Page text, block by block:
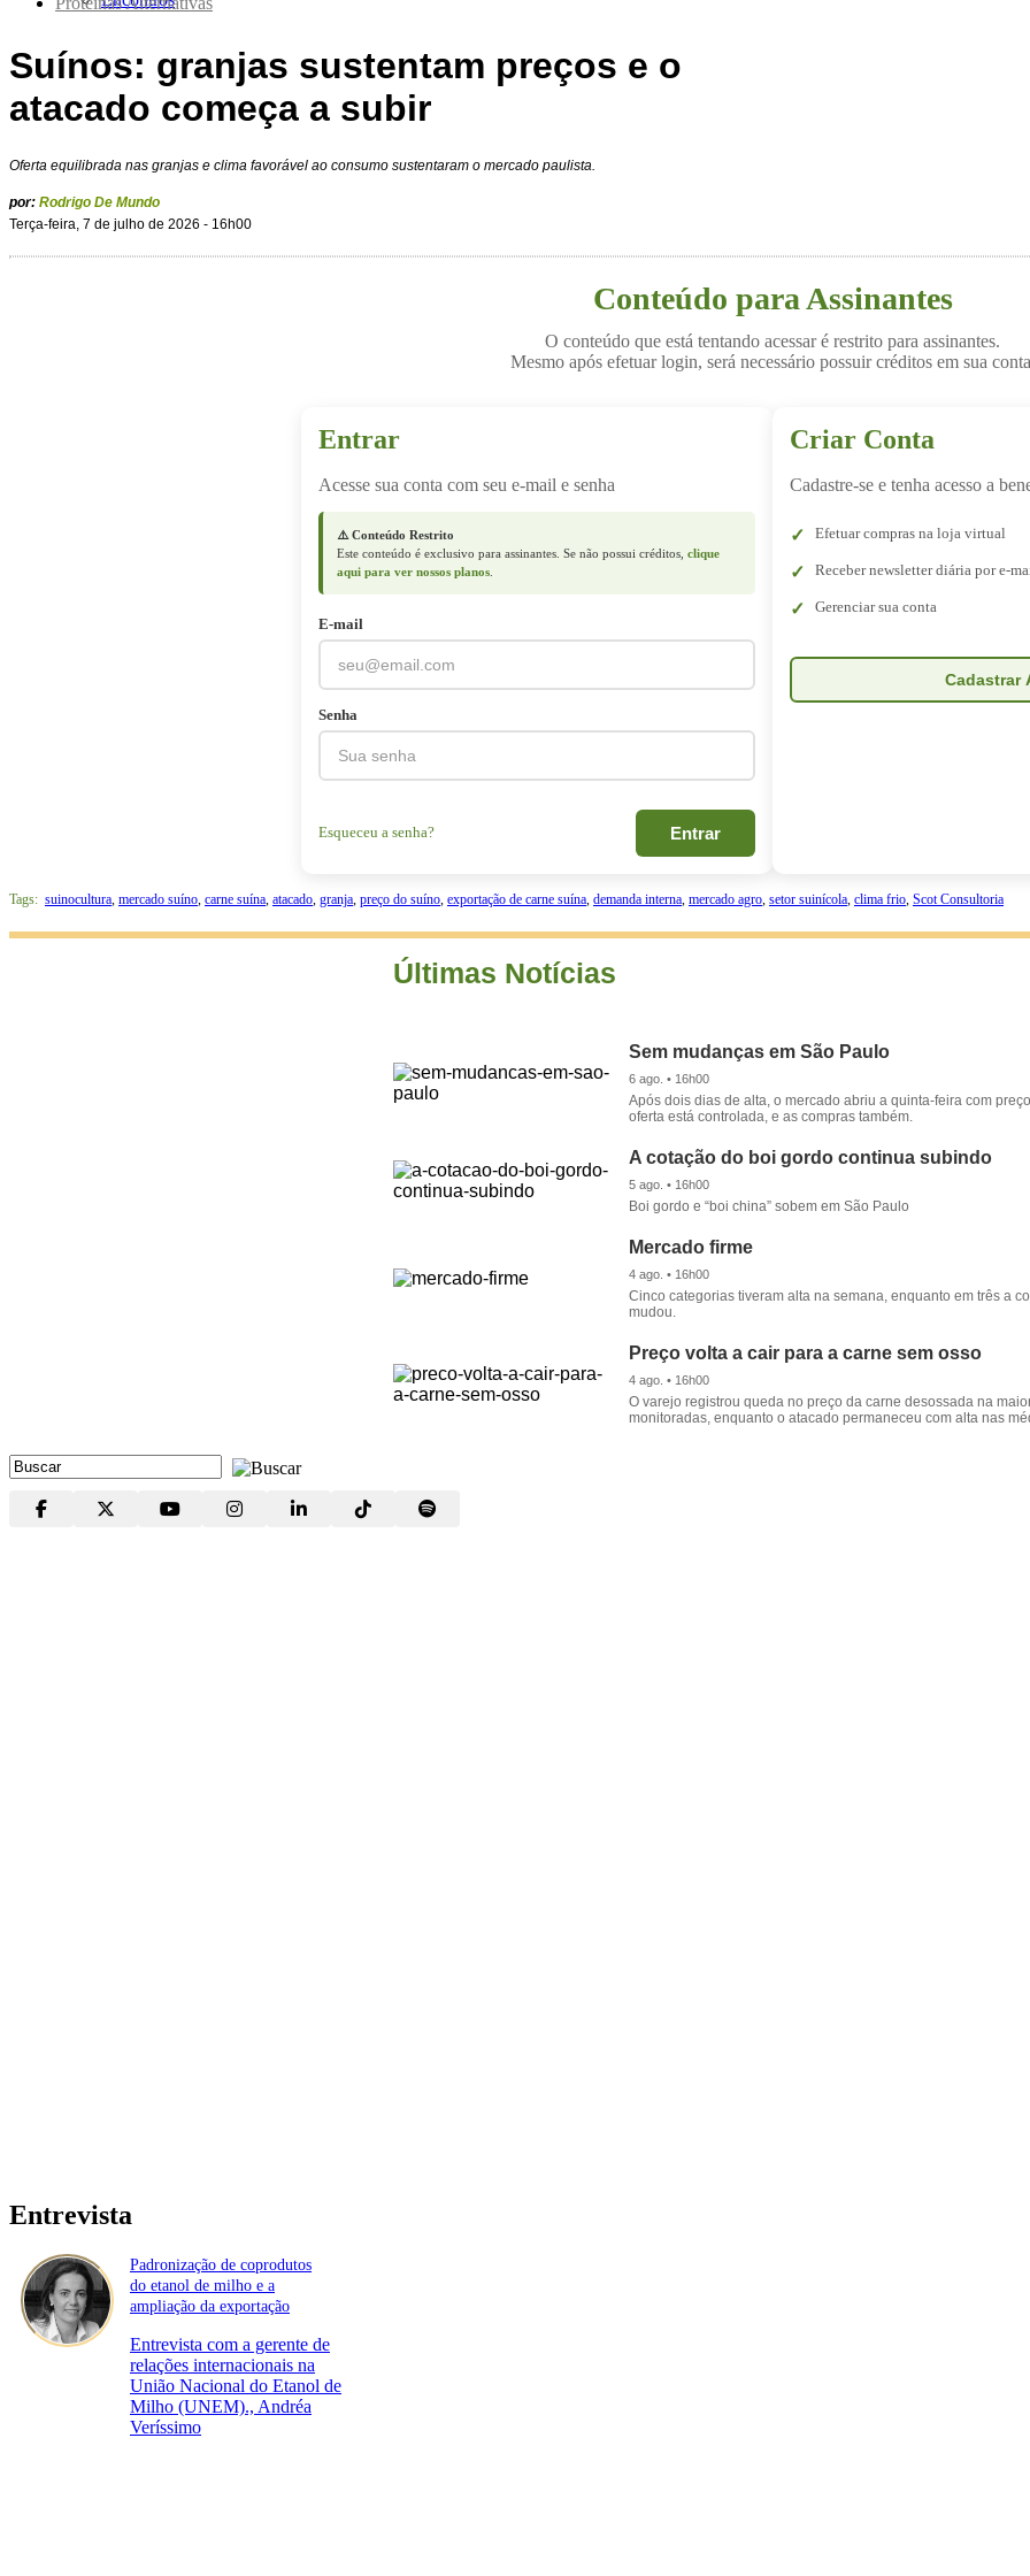
Suínos: granjas sustentam preços e o
atacado começa a subir
Oferta equilibrada nas granjas e clima favorável ao consumo sustentaram o mercado paulista.
por: Rodrigo De Mundo
Terça-feira, 7 de julho de 2026 - 16h00
Conteúdo para Assinantes
O conteúdo que está tentando acessar é restrito para assinantes.
Mesmo após efetuar login, será necessário possuir créditos em sua
Entrar
Acesse sua conta com seu e-mail e senha
⚠️ Conteúdo Restrito
Este conteúdo é exclusivo para assinantes. Se não possui créditos, clique
aqui para ver nossos planos
E-mail
Senha
Esqueceu a senha? Entrar
Criar Conta
Cadastre-se e tenha acesso a
Efetuar compras na loja virtual
Receber newsletter diária por e-
Gerenciar sua conta
Cadastrar
Tags: suinocultura, mercado suíno, carne suína, atacado, granja, preço do suíno, exportação de carne suína, demanda interna, mercado agro, setor suinícola, clima frio, Scot Consultoria
Últimas Notícias
Sem mudanças em São Paulo
6 ago. • 16h00
Após dois dias de alta, o mercado abriu a quinta-feira com
oferta está controlada, e as compras também.
A cotação do boi gordo continua subindo
5 ago. • 16h00
Boi gordo e “boi china” sobem em São Paulo
Mercado firme
4 ago. • 16h00
Cinco categorias tiveram alta na semana, enquanto em três a
mudou.
Preço volta a cair para a carne sem osso
4 ago. • 16h00
O varejo registrou queda no preço da carne desossada na
monitoradas, enquanto o atacado permaneceu com alta nas
Entrevista
Padronização de coprodutos
do etanol de milho e a
ampliação da exportação
Entrevista com a gerente de
relações internacionais na
União Nacional do Etanol de
Milho (UNEM)., Andréa
Veríssimo